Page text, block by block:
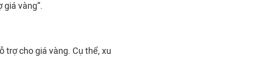
vàng”.
trợ cho giá vàng. Cụ thể, xu